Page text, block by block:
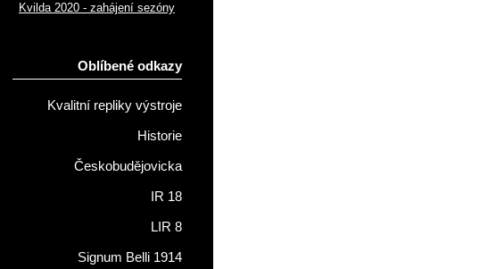
Kvilda 2020 - zahájení sezóny
Oblíbené odkazy
Kvalitní repliky výstroje
Historie
Českobudějovicka
IR 18
LIR 8
Signum Belli 1914